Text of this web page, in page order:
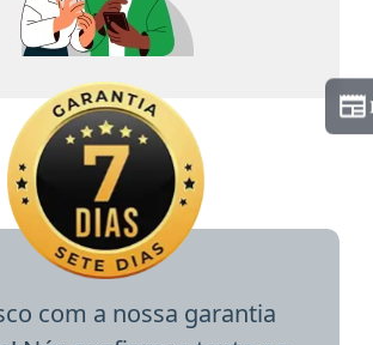
com a nossa garantia